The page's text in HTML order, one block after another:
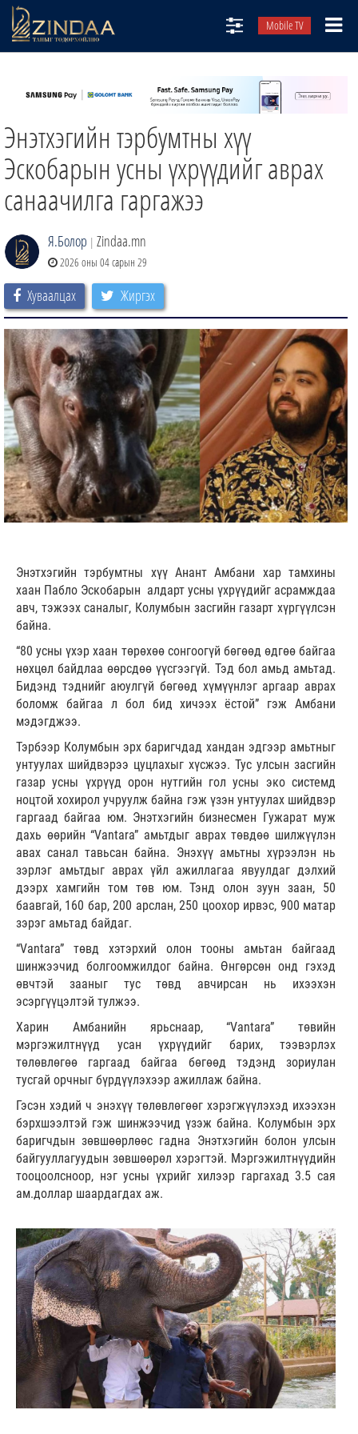
Mobile TV
ТВ8
ӨГЛӨӨНИЙ СОНИН
АУДИО ЗОХИОЛ
ЗИНДАА СЭТГҮҮЛ
Энэтхэгийн тэрбумтны хүү
Эскобарын усны үхрүүдийг аврах
санаачилга гаргажээ
Я.Болор | Zindaa.mn
2026 оны 04 сарын 29
Хуваалцах Жиргэх
Энэтхэгийн тэрбумтны хүү Анант Амбани хар тамхины
хаан Пабло Эскобарын алдарт усны үхрүүдийг асрамждаа
авч, тэжээх саналыг, Колумбын засгийн газарт хүргүүлсэн
байна.
“80 усны үхэр хаан төрөхөө сонгоогүй бөгөөд өдгөө байгаа
нөхцөл байдлаа өөрсдөө үүсгээгүй. Тэд бол амьд амьтад.
Бидэнд тэднийг аюулгүй бөгөөд хүмүүнлэг аргаар аврах
боломж байгаа л бол бид хичээх ёстой” гэж Амбани
мэдэгджээ.
Тэрбээр Колумбын эрх баригчдад хандан эдгээр амьтныг
унтуулах шийдвэрээ цуцлахыг хүсжээ. Тус улсын засгийн
газар усны үхрүүд орон нутгийн гол усны эко системд
ноцтой хохирол учруулж байна гэж үзэн унтуулах шийдвэр
гаргаад байгаа юм. Энэтхэгийн бизнесмен Гужарат муж
дахь өөрийн “Vantara” амьтдыг аврах төвдөө шилжүүлэн
авах санал тавьсан байна. Энэхүү амьтны хүрээлэн нь
зэрлэг амьтдыг аврах үйл ажиллагаа явуулдаг дэлхий
дээрх хамгийн том төв юм. Тэнд олон зуун заан, 50
баавгай, 160 бар, 200 арслан, 250 цоохор ирвэс, 900 матар
зэрэг амьтад байдаг.
“Vantara” төвд хэтэрхий олон тооны амьтан байгаад
шинжээчид болгоомжилдог байна. Өнгөрсөн онд гэхэд
өвчтэй зааныг тус төвд авчирсан нь ихээхэн
эсэргүүцэлтэй тулжээ.
Харин Амбанийн ярьснаар, “Vantara” төвийн
мэргэжилтнүүд усан үхрүүдийг барих, тээвэрлэх
төлөвлөгөө гаргаад байгаа бөгөөд тэдэнд зориулан
тусгай орчныг бүрдүүлэхээр ажиллаж байна.
Гэсэн хэдий ч энэхүү төлөвлөгөөг хэрэгжүүлэхэд ихээхэн
бэрхшээлтэй гэж шинжээчид үзэж байна. Колумбын эрх
баригчдын зөвшөөрлөөс гадна Энэтхэгийн болон улсын
байгууллагуудын зөвшөөрөл хэрэгтэй. Мэргэжилтнүүдийн
тооцоолсноор, нэг усны үхрийг хилээр гаргахад 3.5 сая
ам.доллар шаардагдах аж.